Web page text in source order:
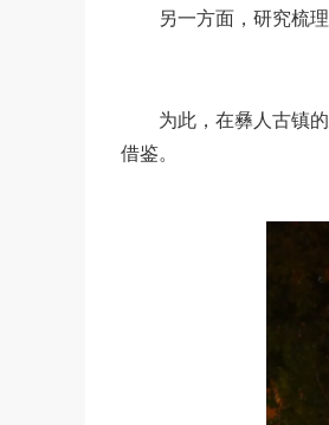
另一方面，研究梳理
为此，在彝人古镇的
借鉴。